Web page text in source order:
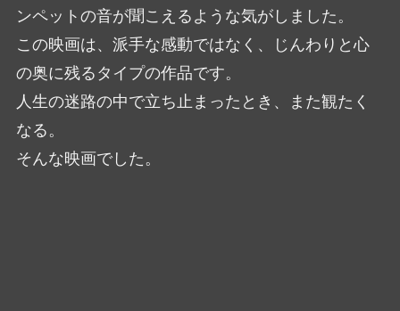
ンペットの音が聞こえるような気がしました。
この映画は、派手な感動ではなく、じんわりと心
の奥に残るタイプの作品です。
人生の迷路の中で立ち止まったとき、また観たく
なる。
そんな映画でした。